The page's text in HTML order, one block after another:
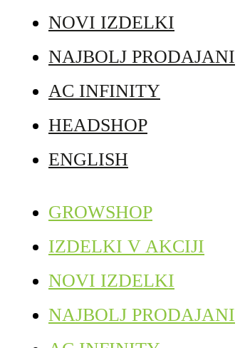
NOVI IZDELKI
NAJBOLJ PRODAJANI
AC INFINITY
HEADSHOP
ENGLISH
GROWSHOP
IZDELKI V AKCIJI
NOVI IZDELKI
NAJBOLJ PRODAJANI